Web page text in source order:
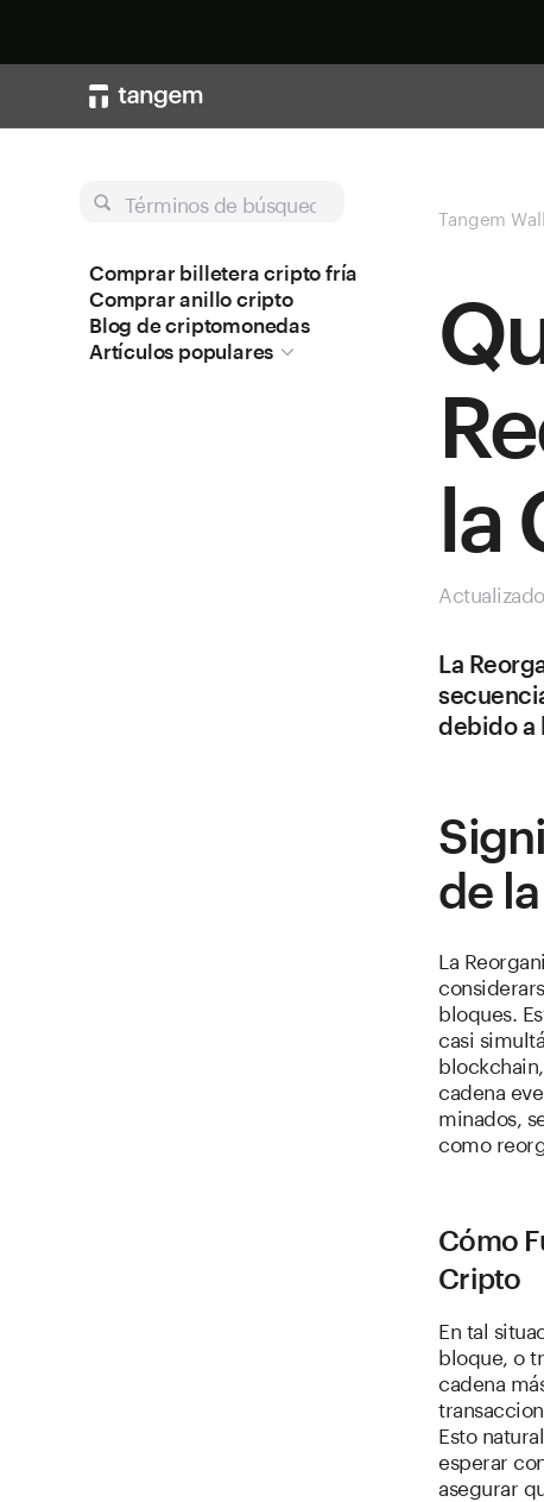
Términos de búsqueda
Comprar billetera cripto fría
Comprar anillo cripto
Blog de criptomonedas
Artículos populares
Tangem
la
La
debido a
de
La
bloques.
casi
cadena
minados,
como
Cómo
Cripto
En tal
bloque, o
cadena
Esto
esperar
asegurar